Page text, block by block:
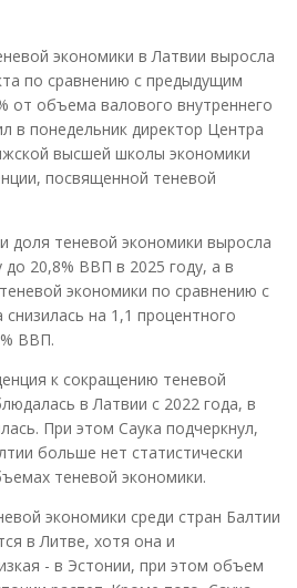
экономики в Латвии выросла
по сравнению с предыдущим
от объема валового внутреннего
в понедельник директор Центра
высшей школы экономики
посвященной теневой
доля теневой экономики выросла
20,8% ВВП в 2025 году, а в
экономики по сравнению с
на 1,1 процентного
ВВП.
к сокращению теневой
в Латвии с 2022 года, в
При этом Саука подчеркнул,
больше нет статистически
теневой экономики.
экономики среди стран Балтии
в Литве, хотя она и
- в Эстонии, при этом объем